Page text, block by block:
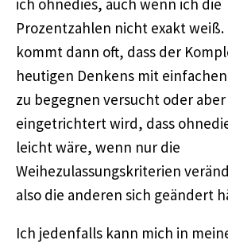
ich ohnedies, auch wenn ich die
Prozentzahlen nicht exakt weiß.
kommt dann oft, dass der
heutigen Denkens mit
zu begegnen versucht oder
eingetrichtert wird, dass
leicht wäre, wenn nur die
Weihezulassungskriterien
also die anderen sich geändert
Ich jedenfalls kann mich in